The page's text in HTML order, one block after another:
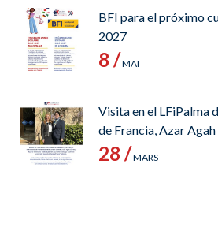
BFI para el próximo
2027
8 /MAI
Visita en el LFiPalma
de Francia, Azar
28 /MARS